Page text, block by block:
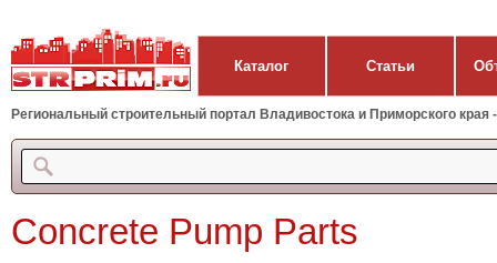
Каталог Статьи
Региональный строительный портал Владивостока и Приморского края
Concrete Pump Parts